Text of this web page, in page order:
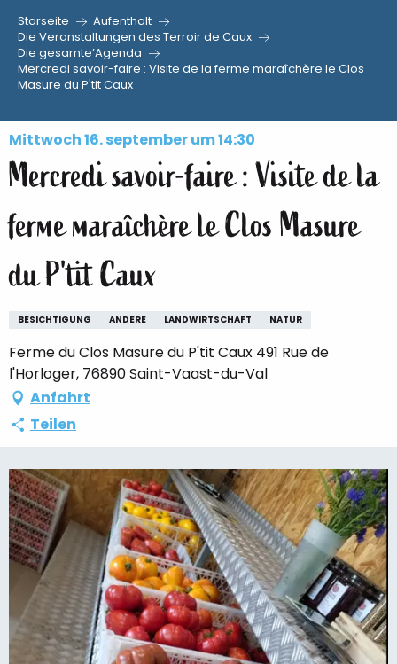
Aller
contenu
Starseite
Aufenthalt
Die Veranstaltungen des Terroir de Caux
Die gesamte’Agenda
Mercredi savoir-faire : Visite de la ferme maraîchère le Clos
Masure du P'tit Caux
Mittwoch 16. september um 14:30
Mercredi savoir-faire : Visite de la
ferme maraîchère le Clos Masure
du P'tit Caux
BESICHTIGUNG ANDERE LANDWIRTSCHAFT NATUR
Ferme du Clos Masure du P'tit Caux 491 Rue de
l'Horloger, 76890 Saint-Vaast-du-Val
Anfahrt
Teilen